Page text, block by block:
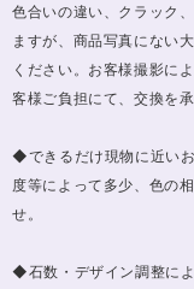
色合いの違い、クラック
ますが、商品写真にない
ください。お客様撮影に
客様ご負担にて、交換を承
◆できるだけ現物に近い
度等によって多少、色の
せ。
◆石数・デザイン調整に